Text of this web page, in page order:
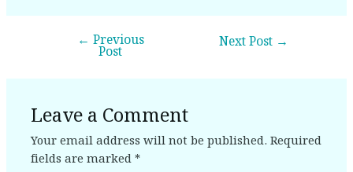
← Previous
Post
Next Post →
Leave a Comment
Your email address will not be published. Required
fields are marked*